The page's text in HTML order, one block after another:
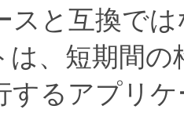
と互換で
は、短期間
するアプリ